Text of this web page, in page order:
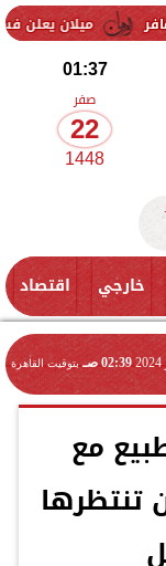
يعلن فسخ عقد إسماعيل
01:37
صفر
22
1448
خارجي اقتصاد
02:39 صـ بتوقيت القاهرة
مع
تنتظرها